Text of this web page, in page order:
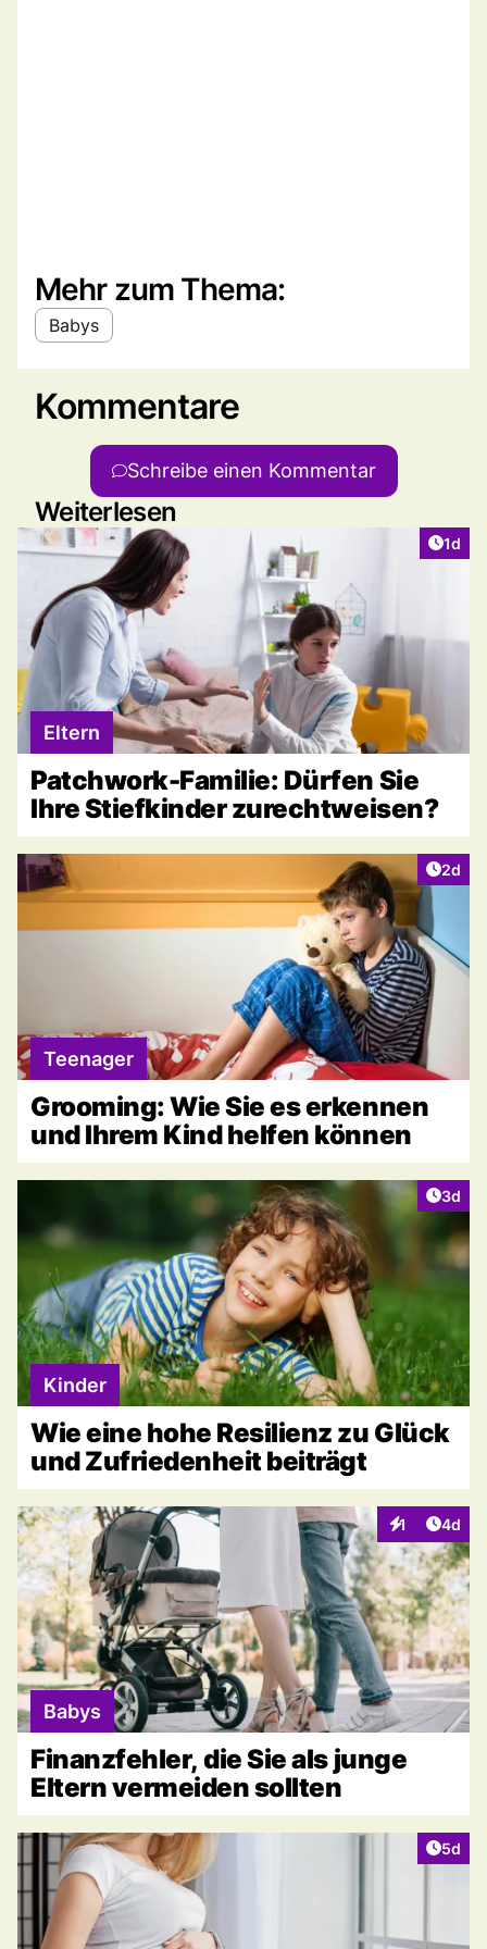
Mehr zum Thema:
Babys
Kommentare
Schreibe einen Kommentar
Weiterlesen
1d
Eltern
Patchwork-Familie: Dürfen Sie
Ihre Stiefkinder zurechtweisen?
2d
Teenager
Grooming: Wie Sie es erkennen
und Ihrem Kind helfen können
3d
Kinder
Wie eine hohe Resilienz zu Glück
und Zufriedenheit beiträgt
1
Interaktionen
4d
Babys
Finanzfehler, die Sie als junge
Eltern vermeiden sollten
5d